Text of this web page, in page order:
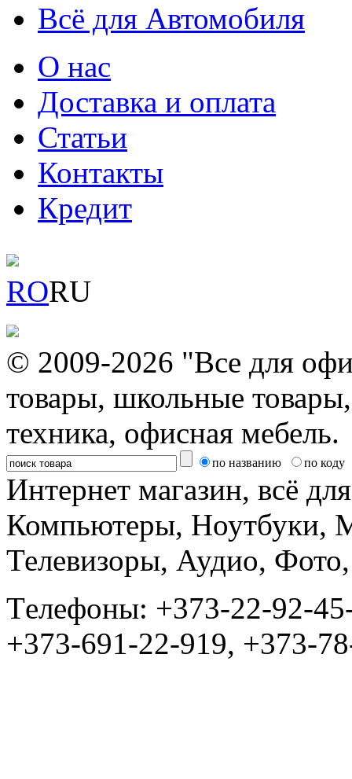
Всё для Автомобиля
О нас
Доставка и оплата
Статьи
Контакты
Кредит
RORU
© 2009-2026 "Все для
товары, школьные
техника, офисная мебель.
по названию по коду
Интернет магазин, всё
Компьютеры, Ноутбуки,
Телевизоры, Аудио,
Tелефоны: +373-22-92-
+373-691-22-919, +373-